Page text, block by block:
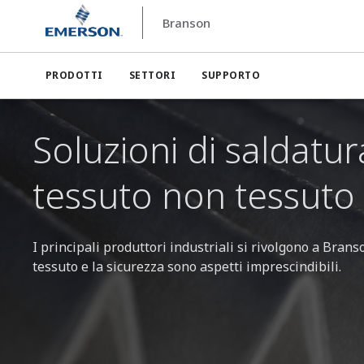
Branson
PRODOTTI SETTORI SUPPORTO
Branson Soluzioni di saldatura a ultrasuoni per
Soluzioni di
tessuto non tessuto
I principali produttori industriali si rivolgono a
tessuto e la sicurezza sono aspetti imprescindibili.